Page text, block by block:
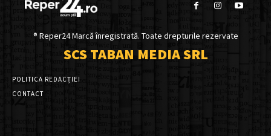
® Reper24 Marcă înregistrată. Toate drepturile rezervate
SCS TABAN MEDIA SRL
POLITICA REDACȚIEI
CONTACT